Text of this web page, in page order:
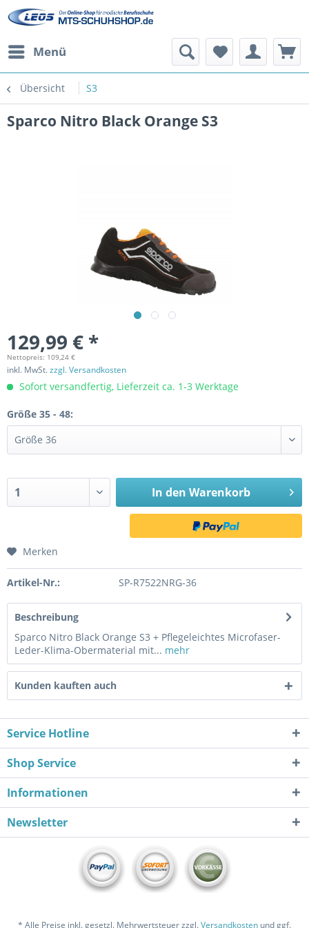
Menü
Übersicht S3
Sparco Nitro Black Orange S3
129,99 € *
Nettopreis: 109,24 €
inkl. MwSt.zzgl. Versandkosten
Sofort versandfertig, Lieferzeit ca. 1-3 Werktage
Größe 35 - 48:
In den Warenkorb
Merken
Artikel-Nr.: SP-R7522NRG-36
Beschreibung
Sparco Nitro Black Orange S3 + Pflegeleichtes Microfaser-
Leder-Klima-Obermaterial mit... mehr
Kunden kauften auch
Service Hotline
Shop Service
Informationen
Newsletter
* Alle Preise inkl. gesetzl. Mehrwertsteuer zzgl.Versandkosten und ggf.